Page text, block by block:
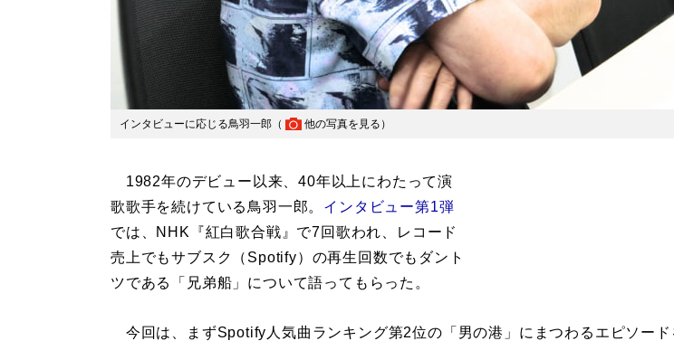
インタビューに応じる鳥羽一郎（ 他の写真を見る ）
1982年のデビュー以来、40年以上にわたって演
歌歌手を続けている鳥羽一郎。 インタビュー第1弾
では、NHK『紅白歌合戦』で7回歌われ、レコード
売上でもサブスク（Spotify）の再生回数でもダント
ツである「兄弟船」について語ってもらった。
今回は、まずSpotify人気曲ランキング第2位の「男の港」にまつわるエピソード